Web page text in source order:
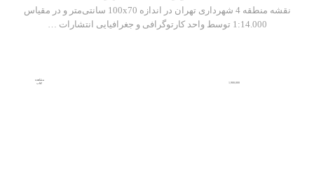
نقشه منطقه 4 شهرداری تهران در اندازه 100x70 سانتی‌متر و در مقیاس
1:14.000 توسط واحد کارتوگرافی و جغرافیایی انتشارات …
1,900,000
مشاهده
کتاب